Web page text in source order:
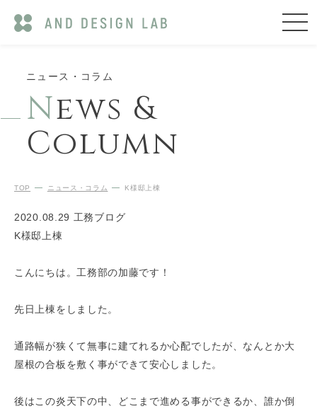
ニュース・コラム
News &
Column
TOP ニュース・コラム K様邸上棟
2020.08.29 工務ブログ
K様邸上棟
こんにちは。工務部の加藤です！
先日上棟をしました。
通路幅が狭くて無事に建てれるか心配でしたが、なんとか大
屋根の合板を敷く事ができて安心しました。
後はこの炎天下の中、どこまで進める事ができるか、誰か倒